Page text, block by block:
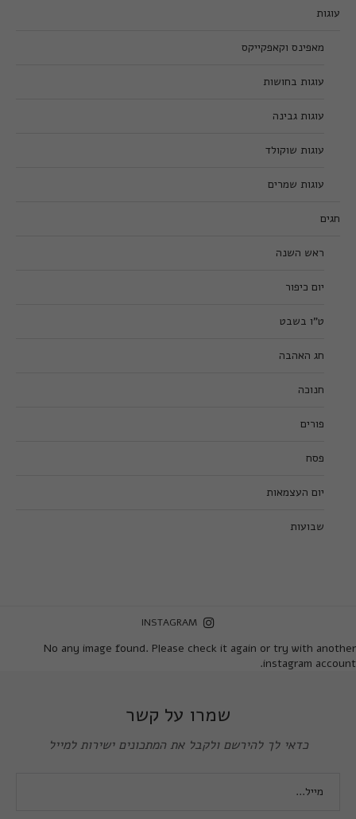
עוגות
מאפינס וקאפקייקס
עוגות בחושות
עוגות גבינה
עוגות שוקולד
עוגות שמרים
חגים
ראש השנה
יום כיפור
ט”ו בשבט
חג האהבה
חנוכה
פורים
פסח
יום העצמאות
שבועות
INSTAGRAM
No any image found. Please check it again or try with another
instagram account.
שמרו על קשר
כדאי לך להירשם ולקבל את המתכונים ישירות למייל